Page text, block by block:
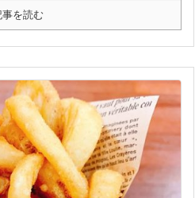
事を読む